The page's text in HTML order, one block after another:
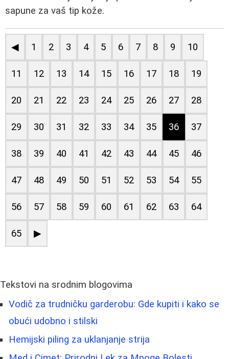
sapune za vaš tip kože.
◀ 1 2 3 4 5 6 7 8 9 10
11 12 13 14 15 16 17 18 19
20 21 22 23 24 25 26 27 28
29 30 31 32 33 34 35 36 37
38 39 40 41 42 43 44 45 46
47 48 49 50 51 52 53 54 55
56 57 58 59 60 61 62 63 64
65 ▶
Tekstovi na srodnim blogovima
Vodič za trudničku garderobu: Gde kupiti i kako se
obući udobno i stilski
Hemijski piling za uklanjanje strija